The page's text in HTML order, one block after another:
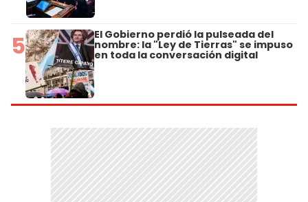
5 El Gobierno perdió la pulseada del
nombre: la "Ley de Tierras" se impuso
en toda la conversación digital